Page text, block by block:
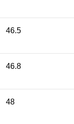
46.5
46.8
48